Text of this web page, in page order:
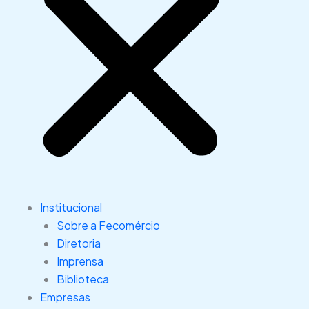
Institucional
Sobre a Fecomércio
Diretoria
Imprensa
Biblioteca
Empresas